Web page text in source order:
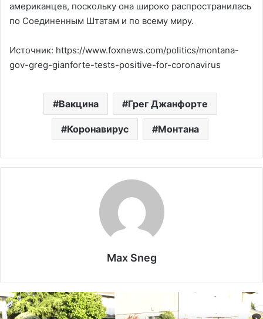
американцев, поскольку она широко распространилась
по Соединенным Штатам и по всему миру.
Источник: https://www.foxnews.com/politics/montana-
gov-greg-gianforte-tests-positive-for-coronavirus
Вакцина Грег Джанфорте
Коронавирус Монтана
Max Sneg